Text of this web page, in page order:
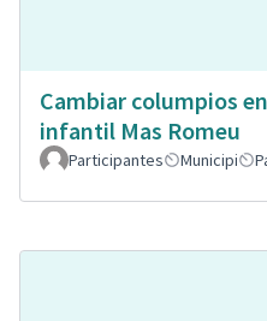
Cambiar columpios
infantil Mas Romeu
Participantes Municipi